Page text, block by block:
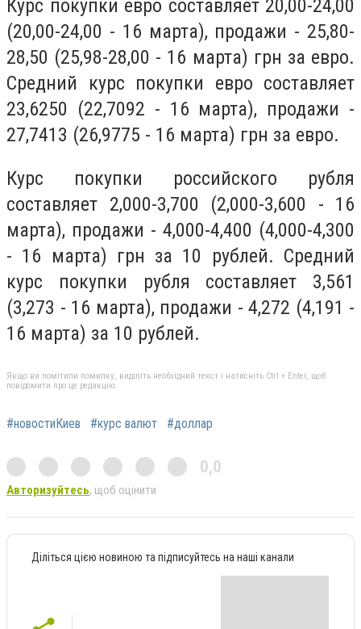
Курс покупки евро составляет 20,00-24,00
(20,00-24,00 - 16 марта), продажи - 25,80-
28,50 (25,98-28,00 - 16 марта) грн за евро.
Средний курс покупки евро составляет
23,6250 (22,7092 - 16 марта), продажи -
27,7413 (26,9775 - 16 марта) грн за евро.
Курс покупки российского рубля
составляет 2,000-3,700 (2,000-3,600 - 16
марта), продажи - 4,000-4,400 (4,000-4,300
- 16 марта) грн за 10 рублей. Средний
курс покупки рубля составляет 3,561
(3,273 - 16 марта), продажи - 4,272 (4,191 -
16 марта) за 10 рублей.
Якщо ви помітили помилку, виділіть необхідний текст і натисніть Ctrl + Enter, щоб
повідомити про це редакцію
#новостиКиев #курс валют #доллар
0,0
Авторизуйтесь, щоб оцінити
Діліться цією новиною та підписуйтесь на наші канали